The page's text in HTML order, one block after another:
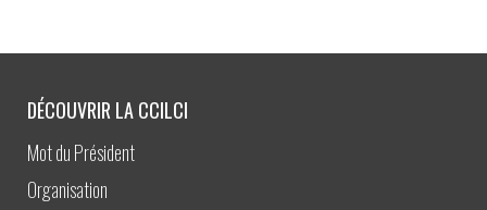
DÉCOUVRIR LA CCILCI
Mot du Président
Organisation